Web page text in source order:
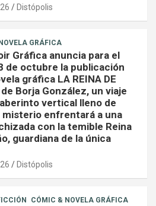
Distópolis
GRÁFICA
Gráfica anuncia para el
de octubre la publicación
gráfica LA REINA DE
de Borja González, un viaje
vertical lleno de
misterio enfrentará a una
con la temible Reina
guardiana de la única
Distópolis
CÓMIC & NOVELA GRÁFICA